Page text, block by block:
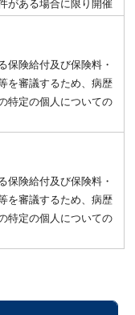
がある場合に限り開催
険給付及び保険料・
を審議するため、病歴
特定の個人についての
険給付及び保険料・
を審議するため、病歴
特定の個人についての